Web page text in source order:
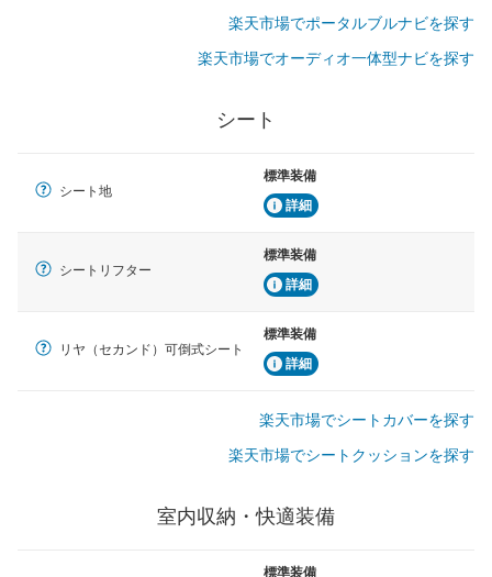
楽天市場でポータルブルナビを探す
楽天市場でオーディオ一体型ナビを探す
シート
シート地
標準装備
詳細
シートリフター
標準装備
詳細
リヤ（セカンド）可倒式シート
標準装備
詳細
楽天市場でシートカバーを探す
楽天市場でシートクッションを探す
室内収納・快適装備
標準装備